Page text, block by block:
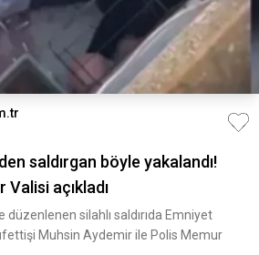
saldırgan böyle yakalandı!
Valisi açıkladı
silahlı saldırıda Emniyet
Muhsin Aydemir ile Polis Memur